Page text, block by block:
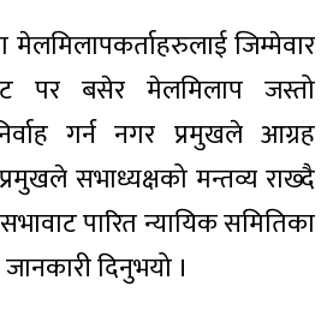
मेलमिलापकर्ताहरुलाई जिम्मेवार
पर बसेर मेलमिलाप जस्तो
गर्न नगर प्रमुखले आग्रह
सभाध्यक्षको मन्तव्य राख्दै
पारित न्यायिक समितिका
दिनुभयो ।